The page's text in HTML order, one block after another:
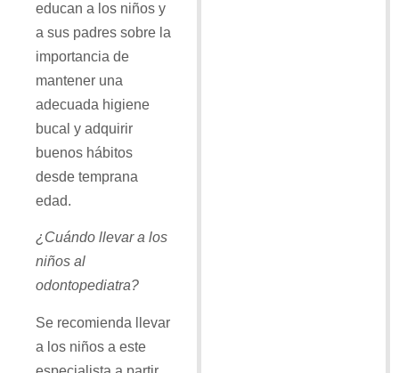
educan a los niños y
a sus padres sobre la
importancia de
mantener una
adecuada higiene
bucal y adquirir
buenos hábitos
desde temprana
edad.
¿Cuándo llevar a los
niños al
odontopediatra?
Se recomienda llevar
a los niños a este